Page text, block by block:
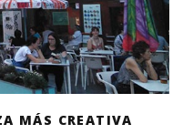
MÁS CREATIVA